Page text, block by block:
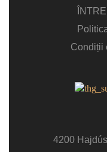
Condiții
4200